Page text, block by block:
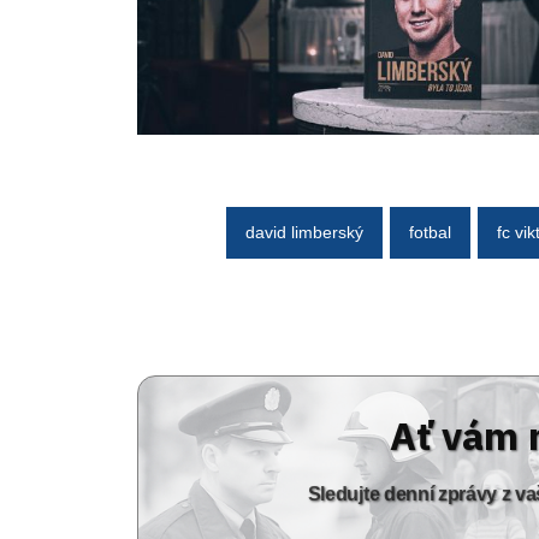
david limberský fotbal fc
Ať vám
Sledujte denní zprávy z